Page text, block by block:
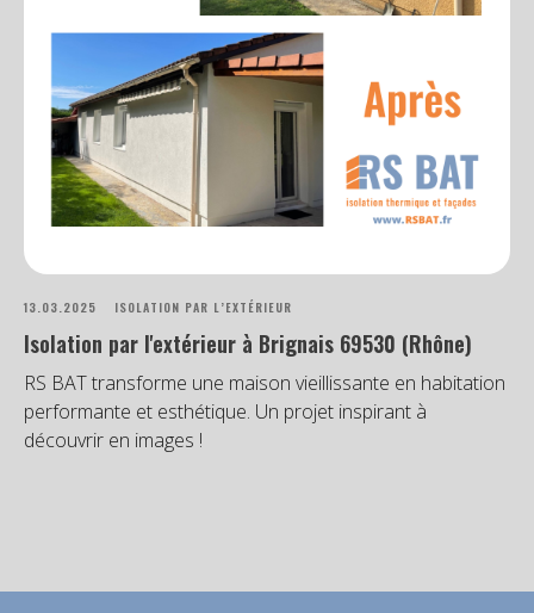
13.03.2025 ISOLATION PAR L’EXTÉRIEUR
Isolation par l'extérieur à Brignais 69530 (Rhône)
RS BAT transforme une maison vieillissante en habitation
performante et esthétique. Un projet inspirant à
découvrir en images !